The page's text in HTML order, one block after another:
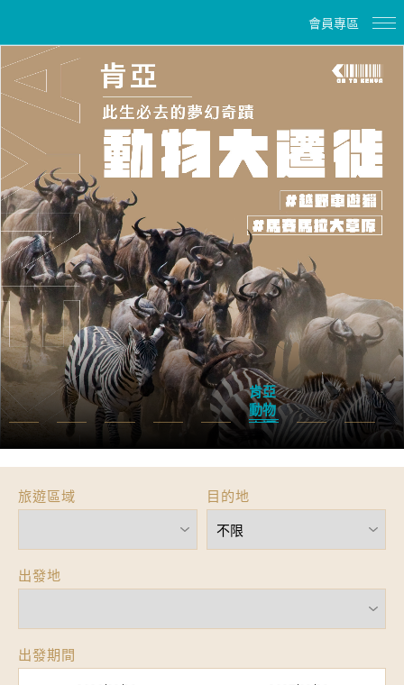
會員專區
肯亞
動物
大遷
徙
旅遊區域 目的地
出發地
出發期間